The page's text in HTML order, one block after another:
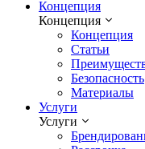
Концепция
Концепция
Концепция
Статьи
Безопасность
Материалы
Услуги
Услуги